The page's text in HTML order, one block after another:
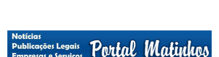
Matinhos – Praia de Matinhos